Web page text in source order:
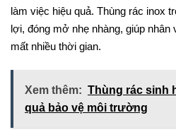
làm việc hiệu quả. Thùng rác inox
lợi, đóng mở nhẹ nhàng, giúp nhân
mất nhiều thời gian.
Xem thêm: Thùng rác sinh
quả bảo vệ môi trường